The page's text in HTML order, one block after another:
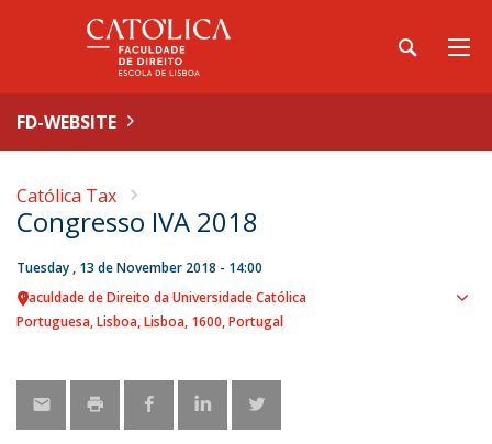
FD-WEBSITE
Católica Tax
Congresso IVA 2018
Tuesday , 13 de November 2018 - 14:00
Faculdade de Direito da Universidade Católica
Portuguesa Lisboa Lisboa 1600 Portugal